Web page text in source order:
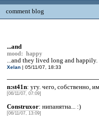
comment blog
...and
mood: happy
...and they lived long and happily.
Xelan| 05/11/07, 18:33
n:st41n: угу. чего, собственно,
[06/11/07, 07:09]
Construxor: нипанятна... :)
[06/11/07, 13:09]